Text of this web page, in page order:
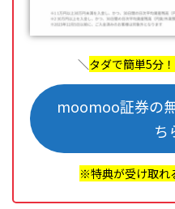
＼タダで簡単5分
moomoo証券の
ち
※特典が受け取れ